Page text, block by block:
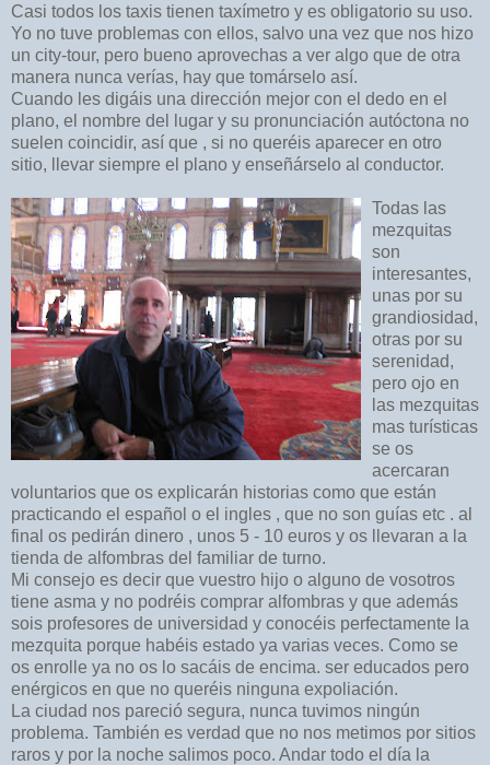
Casi todos los taxis tienen taxímetro y es obligatorio su uso.
Yo no tuve problemas con ellos, salvo una vez que nos hizo
un city-tour, pero bueno aprovechas a ver algo que de otra
manera nunca verías, hay que tomárselo así.
Cuando les digáis una dirección mejor con el dedo en el
plano, el nombre del lugar y su pronunciación autóctona no
suelen coincidir, así que , si no queréis aparecer en otro
sitio, llevar siempre el plano y enseñárselo al conductor.
Todas las
mezquitas
son
interesantes,
unas por su
grandiosidad,
otras por su
serenidad,
pero ojo en
las mezquitas
mas turísticas
se os
acercaran
voluntarios que os explicarán historias como que están
practicando el español o el ingles , que no son guías etc . al
final os pedirán dinero , unos 5 - 10 euros y os llevaran a la
tienda de alfombras del familiar de turno.
Mi consejo es decir que vuestro hijo o alguno de vosotros
tiene asma y no podréis comprar alfombras y que además
sois profesores de universidad y conocéis perfectamente la
mezquita porque habéis estado ya varias veces. Como se
os enrolle ya no os lo sacáis de encima. ser educados pero
enérgicos en que no queréis ninguna expoliación.
La ciudad nos pareció segura, nunca tuvimos ningún
problema. También es verdad que no nos metimos por sitios
raros y por la noche salimos poco. Andar todo el día la